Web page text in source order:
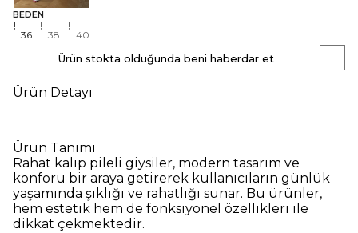
BEDEN
36 38 40
Ürün stokta olduğunda beni haberdar et
Ürün Detayı
Ürün Tanımı
Rahat kalıp pileli giysiler, modern tasarım ve
konforu bir araya getirerek kullanıcıların günlük
yaşamında şıklığı ve rahatlığı sunar. Bu ürünler,
hem estetik hem de fonksiyonel özellikleri ile
dikkat çekmektedir.